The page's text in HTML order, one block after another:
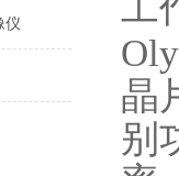
仪
晶
别